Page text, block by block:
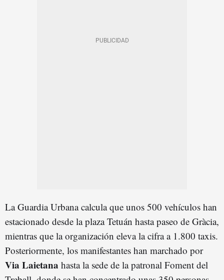
La Guardia Urbana calcula que unos 500 vehículos han
estacionado desde la plaza Tetuán hasta paseo de Gràcia,
mientras que la organización eleva la cifra a 1.800 taxis.
Posteriormente, los manifestantes han marchado por
Via Laietana hasta la sede de la patronal Foment del